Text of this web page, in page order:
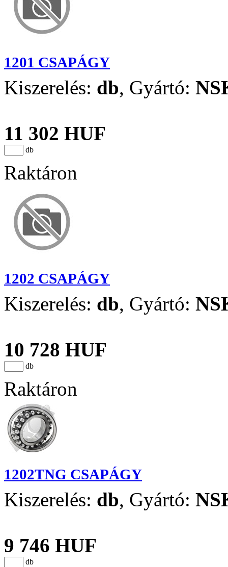
1201 CSAPÁGY
Kiszerelés: db, Gyártó:
11 302 HUF
db
Raktáron
1202 CSAPÁGY
Kiszerelés: db, Gyártó:
10 728 HUF
db
Raktáron
1202TNG CSAPÁGY
Kiszerelés: db, Gyártó:
9 746 HUF
db